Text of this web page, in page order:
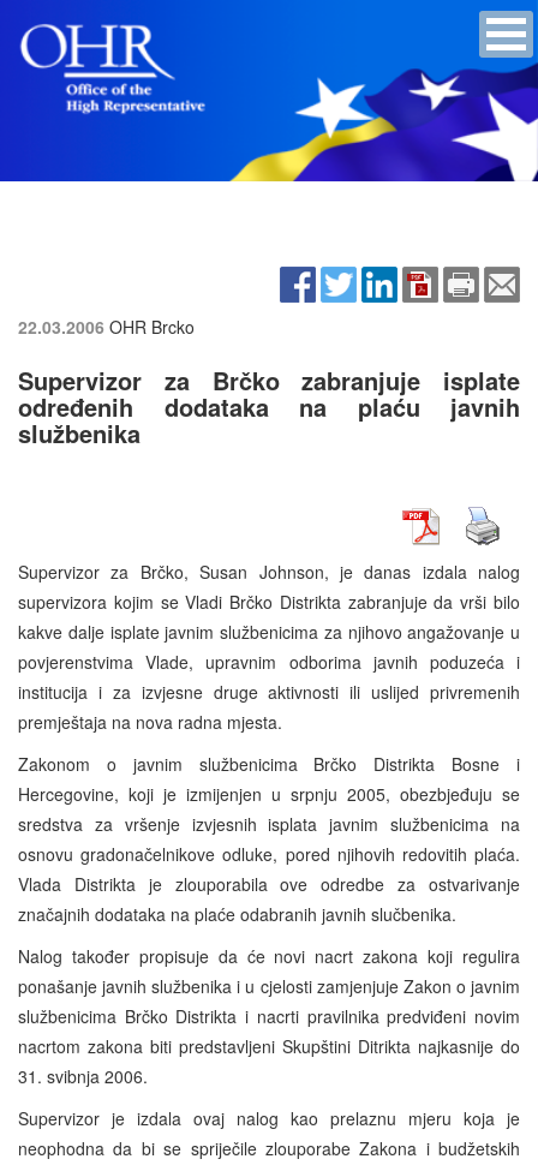
22.03.2006 OHR Brcko
Supervizor za Brčko zabranjuje isplate
određenih dodataka na plaću javnih
službenika
Supervizor za Brčko, Susan Johnson, je danas izdala nalog
supervizora kojim se Vladi Brčko Distrikta zabranjuje da vrši bilo
kakve dalje isplate javnim službenicima za njihovo angažovanje u
povjerenstvima Vlade, upravnim odborima javnih poduzeća i
institucija i za izvjesne druge aktivnosti ili uslijed privremenih
premještaja na nova radna mjesta.
Zakonom o javnim službenicima Brčko Distrikta Bosne i
Hercegovine, koji je izmijenjen u srpnju 2005, obezbjeđuju se
sredstva za vršenje izvjesnih isplata javnim službenicima na
osnovu gradonačelnikove odluke, pored njihovih redovitih plaća.
Vlada Distrikta je zlouporabila ove odredbe za ostvarivanje
značajnih dodataka na plaće odabranih javnih slučbenika.
Nalog također propisuje da će novi nacrt zakona koji regulira
ponašanje javnih službenika i u cjelosti zamjenjuje Zakon o javnim
službenicima Brčko Distrikta i nacrti pravilnika predviđeni novim
nacrtom zakona biti predstavljeni Skupštini Ditrikta najkasnije do
31. svibnja 2006.
Supervizor je izdala ovaj nalog kao prelaznu mjeru koja je
neophodna da bi se spriječile zlouporabe Zakona i budžetskih